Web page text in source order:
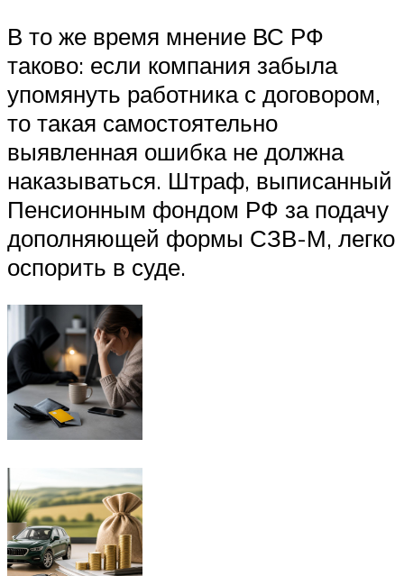
В то же время мнение ВС РФ
таково: если компания забыла
упомянуть работника с договором,
то такая самостоятельно
выявленная ошибка не должна
наказываться. Штраф, выписанный
Пенсионным фондом РФ за подачу
дополняющей формы СЗВ-М, легко
оспорить в суде.